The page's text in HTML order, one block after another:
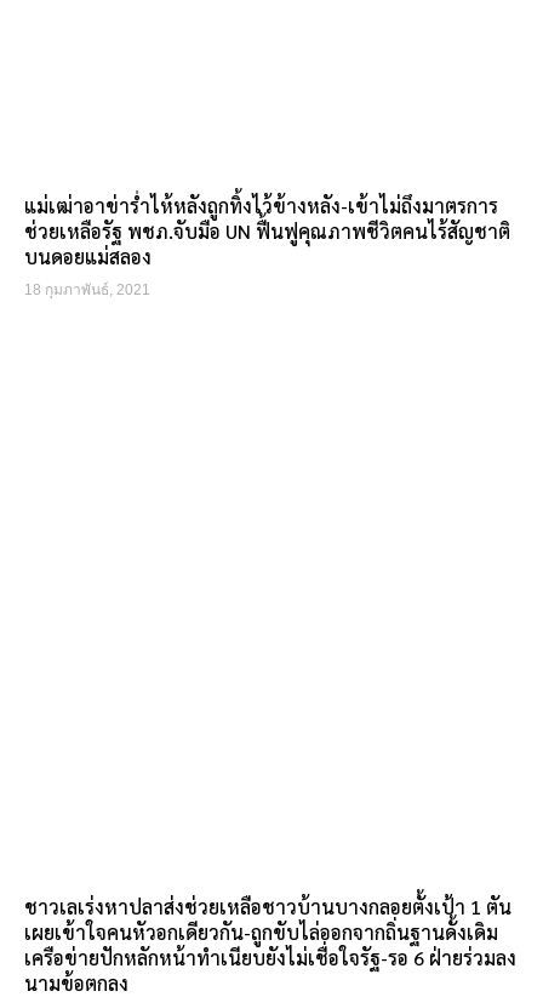
แม่เฒ่าอาข่าร่ำไห้หลังถูกทิ้งไว้ข้างหลัง-เข้าไม่ถึงมาตรการ
ช่วยเหลือรัฐ พชภ.จับมือ UN ฟื้นฟูคุณภาพชีวิตคนไร้สัญชาติ
บนดอยแม่สลอง
18 กุมภาพันธ์, 2021
ชาวเลเร่งหาปลาส่งช่วยเหลือชาวบ้านบางกลอยตั้งเป้า 1 ตัน
เผยเข้าใจคนหัวอกเดียวกัน-ถูกขับไล่ออกจากถิ่นฐานดั้งเดิม
เครือข่ายปักหลักหน้าทำเนียบยังไม่เชื่อใจรัฐ-รอ 6 ฝ่ายร่วมลง
นามข้อตกลง